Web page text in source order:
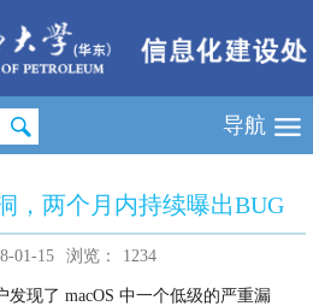
导航
，两个月内持续曝出BUG
01-15 浏览： 1234
现了 macOS 中一个低级的严重漏